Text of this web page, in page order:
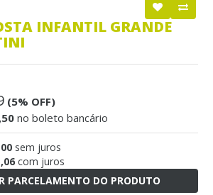
INFANTIL GRANDE
(5% OFF)
no boleto bancário
sem juros
com juros
PARCELAMENTO DO PRODUTO